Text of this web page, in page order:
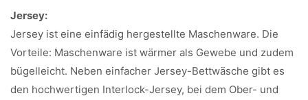
Jersey:
Jersey ist eine einfädig hergestellte Maschenware. Die
Vorteile: Maschenware ist wärmer als Gewebe und zudem
bügelleicht. Neben einfacher Jersey-Bettwäsche gibt es
den hochwertigen Interlock-Jersey, bei dem Ober- und